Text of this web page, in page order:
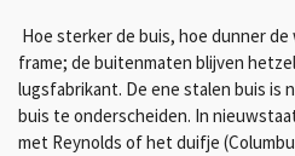
Hoe sterker de buis, hoe dunner
frame; de buitenmaten blijven
lugsfabrikant. De ene stalen buis is
buis te onderscheiden. In
met Reynolds of het duifje